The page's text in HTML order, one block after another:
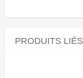
PRODUITS LIÉS